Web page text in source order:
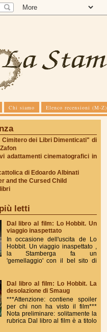
Chi siamo Elenco recensioni (M-Z)
Cimitero dei Libri Dimenticati" di
adattamenti cinematografici in
di Edoardo Albinati
and the Cursed Child
letti
Dal libro al film: Lo Hobbit. Un
viaggio inaspettato
In occasione dell'uscita de Lo
Hobbit. Un viaggio inaspettato ,
la Stamberga fa un
'gemellaggio' con il bel sito di
Dal libro al film: Lo Hobbit. La
desolazione di Smaug
***Attenzione: contiene spoiler
per chi non ha visto il film***
Nota preliminare: solitamente la
rubrica Dal libro al film è a titolo